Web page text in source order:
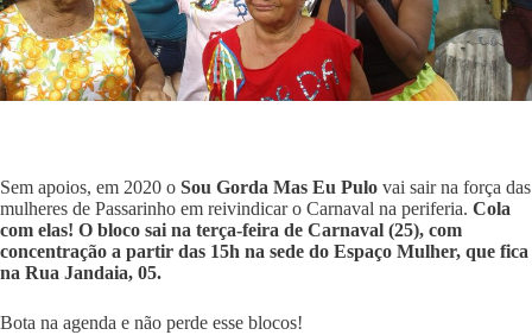
Sem apoios, em 2020 o Sou Gorda Mas Eu Pulo vai sair na força das
mulheres de Passarinho em reivindicar o Carnaval na periferia. Cola
com elas! O bloco sai na terça-feira de Carnaval (25), com
concentração a partir das 15h na sede do Espaço Mulher, que fica
na Rua Jandaia, 05.
Bota na agenda e não perde esse blocos!